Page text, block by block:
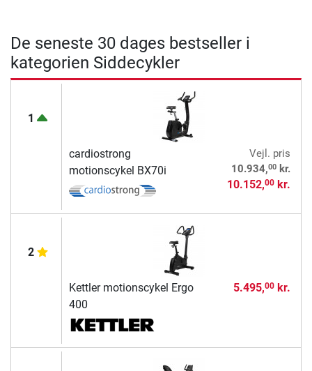
De seneste 30 dages bestseller i
kategorien Siddecykler
1
cardiostrong
motionscykel BX70i
Vejl. pris
10.934,00kr.
10.152,00kr.
2
Kettler motionscykel Ergo
400
5.495,00kr.